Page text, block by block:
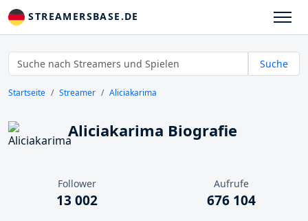
STREAMERSBASE.DE
Suche
Startseite Streamer Aliciakarima
Aliciakarima Biografie
Follower
13 002
Aufrufe
676 104